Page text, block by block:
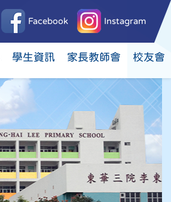
Facebook Instagram
學生資訊 家長教師會 校友會